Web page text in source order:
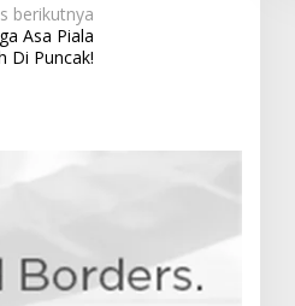
berikutnya
Asa Piala
Di Puncak!